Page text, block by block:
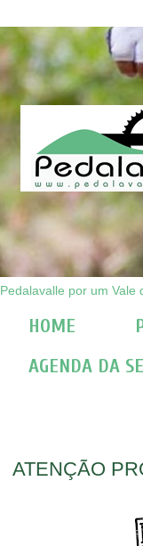
Pedalavalle por um Vale
HOME
AGENDA DA
ATENÇÃO